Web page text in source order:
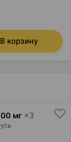
В корзину
мг ×3